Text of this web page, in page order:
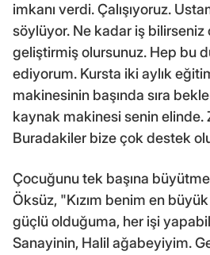
imkanı verdi. Çalışıyoruz.
söylüyor. Ne kadar iş
geliştirmiş olursunuz. Hep bu
ediyorum. Kursta iki aylık
makinesinin başında sıra
kaynak makinesi senin elinde.
Buradakiler bize çok destek
Çocuğunu tek başına
Öksüz, "Kızım benim en
güçlü olduğuma, her işi
Sanayinin, Halil ağabeyiyim.